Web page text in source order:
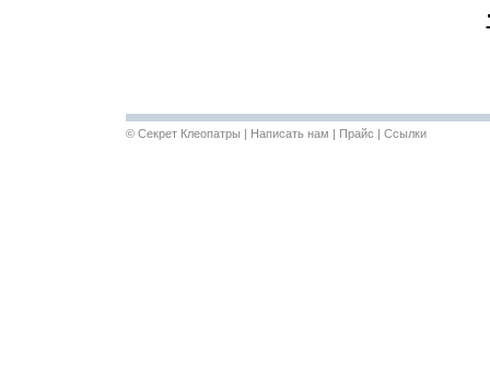
© Секрет Клеопатры | Написать нам | Прайс | Ссылки